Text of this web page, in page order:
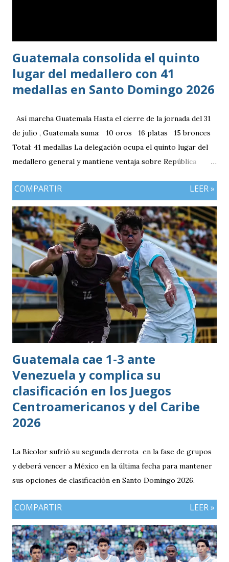
Guatemala consolida el quinto
lugar del medallero con 41
medallas en Santo Domingo 2026
Así marcha Guatemala Hasta el cierre de la jornada del 31
de julio , Guatemala suma: 10 oros 16 platas 15 bronces
Total: 41 medallas La delegación ocupa el quinto lugar del
medallero general y mantiene ventaja sobre República
plata, aunque ambos países registran el mismo número de
oros (10).
COMPARTIR LEER »
Guatemala cae 1-3 ante
Venezuela y complica su
clasificación en los Juegos
Centroamericanos y del Caribe
2026
La Bicolor sufrió su segunda derrota en la fase de grupos
y deberá vencer a México en la última fecha para mantener
sus opciones de clasificación en Santo Domingo 2026.
COMPARTIR LEER »